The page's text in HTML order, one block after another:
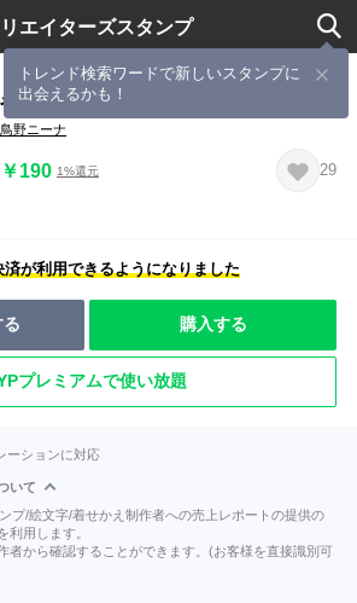
エイターズスタンプ
トレンド検索ワードで新しいスタンプに
出会えるかも！
やさしい白猫さん♡春のご挨拶
鳥野ニーナ
￥190 1%還元 29
が利用できるようになりました
購入する
プレミアムで使い放題
ーションに対応
いて
プ/絵文字/着せかえ制作者への売上レポートの提供の
利用します。
者から確認することができます。(お客様を直接識別可